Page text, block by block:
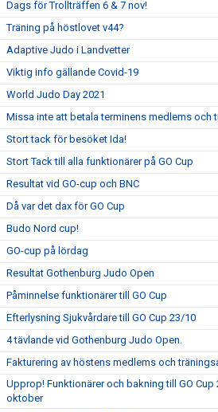
Dags för Trollträffen 6 & 7 nov!
Träning på höstlovet v44?
Adaptive Judo i Landvetter
Viktig info gällande Covid-19
World Judo Day 2021
Missa inte att betala terminens medlems och
Stort tack för besöket Ida!
Stort Tack till alla funktionärer på GO Cup
Resultat vid GO-cup och BNC
Då var det dax för GO Cup
Budo Nord cup!
GO-cup på lördag
Resultat Gothenburg Judo Open
Påminnelse funktionärer till GO Cup
Efterlysning Sjukvårdare till GO Cup 23/10
4 tävlande vid Gothenburg Judo Open.
Fakturering av höstens medlems och
Upprop! Funktionärer och bakning till GO Cup
oktober